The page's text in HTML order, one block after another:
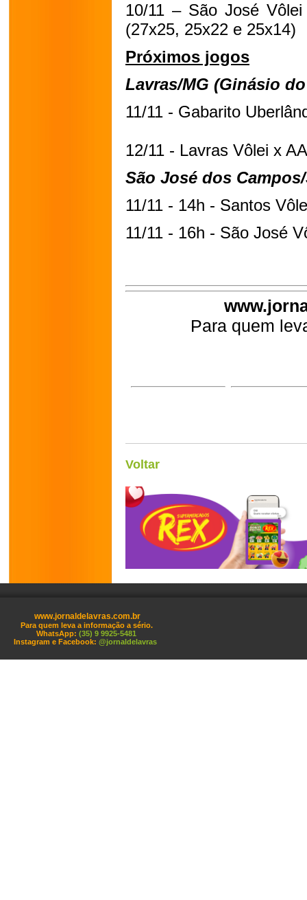
10/11 – São José
(27x25, 25x22 e 25x14)
Próximos jogos
Lavras/MG (Ginásio
11/11 - Gabarito
12/11 - Lavras Vôlei x
São José dos
11/11 - 14h - Santos
11/11 - 16h - São José
Para quem
Voltar
www.jornaldelavras.com.br
Para quem leva a informação a sério.
WhatsApp: (35) 9 9925-5481
Instagram e Facebook: @jornaldelavras